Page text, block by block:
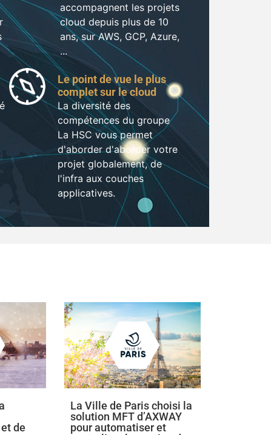
accompagnent les projets
cloud depuis plus de 10
ans, sur AWS, GCP, Azure,
...
Le point de vue le plus
complet sur le cloud
La diversité des
compétences du groupe
La HSC vous permet
d'aborder d'aborder votre
projet globalement, de
l'infra aux couches
applicatives.
de
La Ville de Paris choisi la
solution MFT d’AXWAY
pour automatiser et